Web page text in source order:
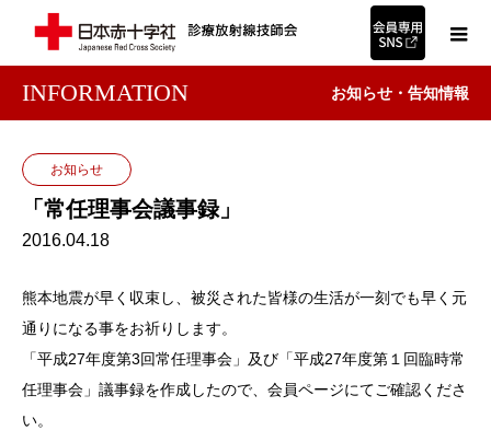
INFORMATION お知らせ・告知情報
お知らせ
「常任理事会議事録」
2016.04.18
熊本地震が早く収束し、被災された皆様の生活が一刻でも早く元
通りになる事をお祈りします。
「平成27年度第3回常任理事会」及び「平成27年度第１回臨時常
任理事会」議事録を作成したので、会員ページにてご確認くださ
い。